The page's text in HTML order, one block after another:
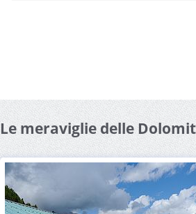
Le meraviglie delle